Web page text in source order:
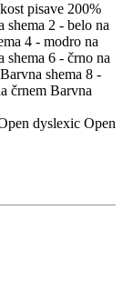
pisave 200%
shema 2 - belo na
4 - modro na
shema 6 - črno na
Barvna shema 8 -
črnem Barvna
dyslexic Open